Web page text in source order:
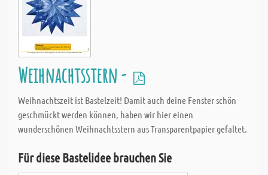
Weihnachtsstern -
Weihnachtszeit ist Bastelzeit! Damit auch deine Fenster schön
geschmückt werden können, haben wir hier einen
wunderschönen Weihnachtsstern aus Transparentpapier gefaltet.
Für diese Bastelidee brauchen Sie